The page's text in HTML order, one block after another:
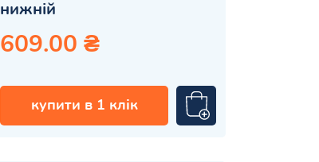
нижній
609.00 ₴
купити в 1 клік